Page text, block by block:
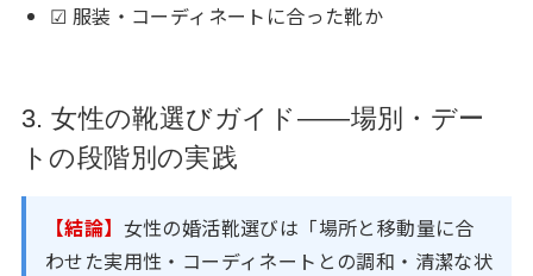
☑ 服装・コーディネートに合った靴か
3. 女性の靴選びガイド——場別・デー
トの段階別の実践
【結論】 女性の婚活靴選びは「場所と移動量に合
わせた実用性・コーディネートとの調和・清潔な状